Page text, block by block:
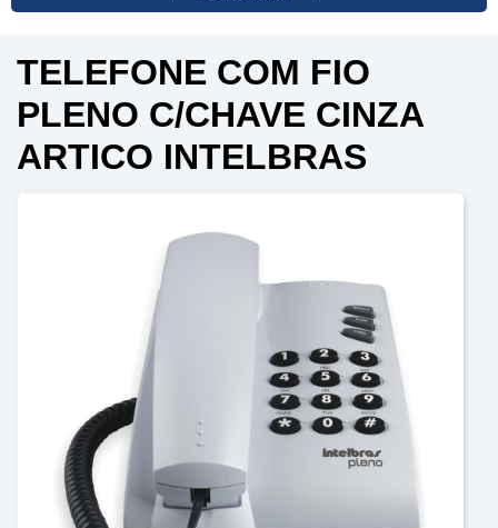
TELEFONE COM FIO
PLENO C/CHAVE CINZA
ARTICO INTELBRAS